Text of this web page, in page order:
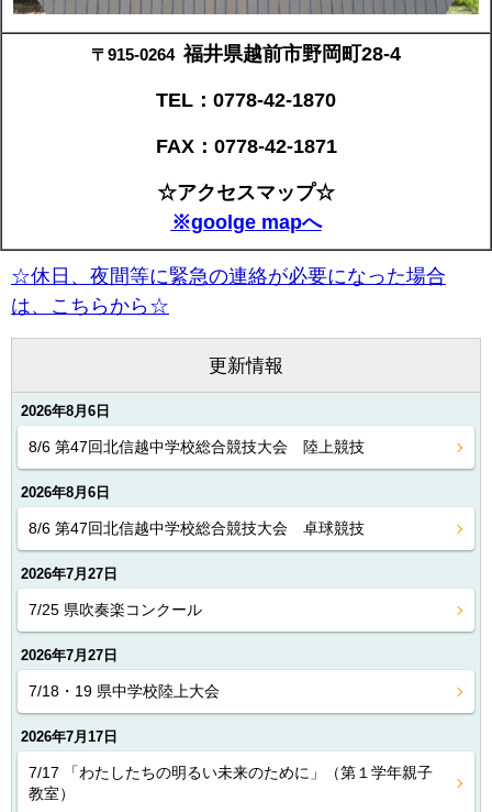
〒915-0264 福井県越前市野岡町28-4
TEL：0778-42-1870
FAX：0778-42-1871
☆アクセスマップ☆
※goolge mapへ
☆休日、夜間等に緊急の連絡が必要になった場合
は、こちらから☆
更新情報
2026年8月6日
8/6 第47回北信越中学校総合競技大会 陸上競技
2026年8月6日
8/6 第47回北信越中学校総合競技大会 卓球競技
2026年7月27日
7/25 県吹奏楽コンクール
2026年7月27日
7/18・19 県中学校陸上大会
2026年7月17日
7/17 「わたしたちの明るい未来のために」（第１学年親子
教室）